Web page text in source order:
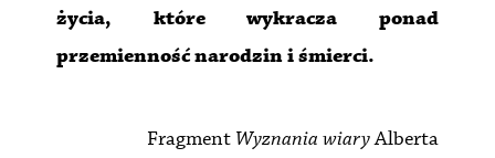
życia, które wykracza ponad
przemienność narodzin i śmierci.
Fragment Wyznania wiaryAlberta